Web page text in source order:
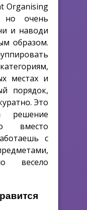
Organising
но очень
и наводи
образом.
местах и
порядок,
Это
решение
вместо
с
весело